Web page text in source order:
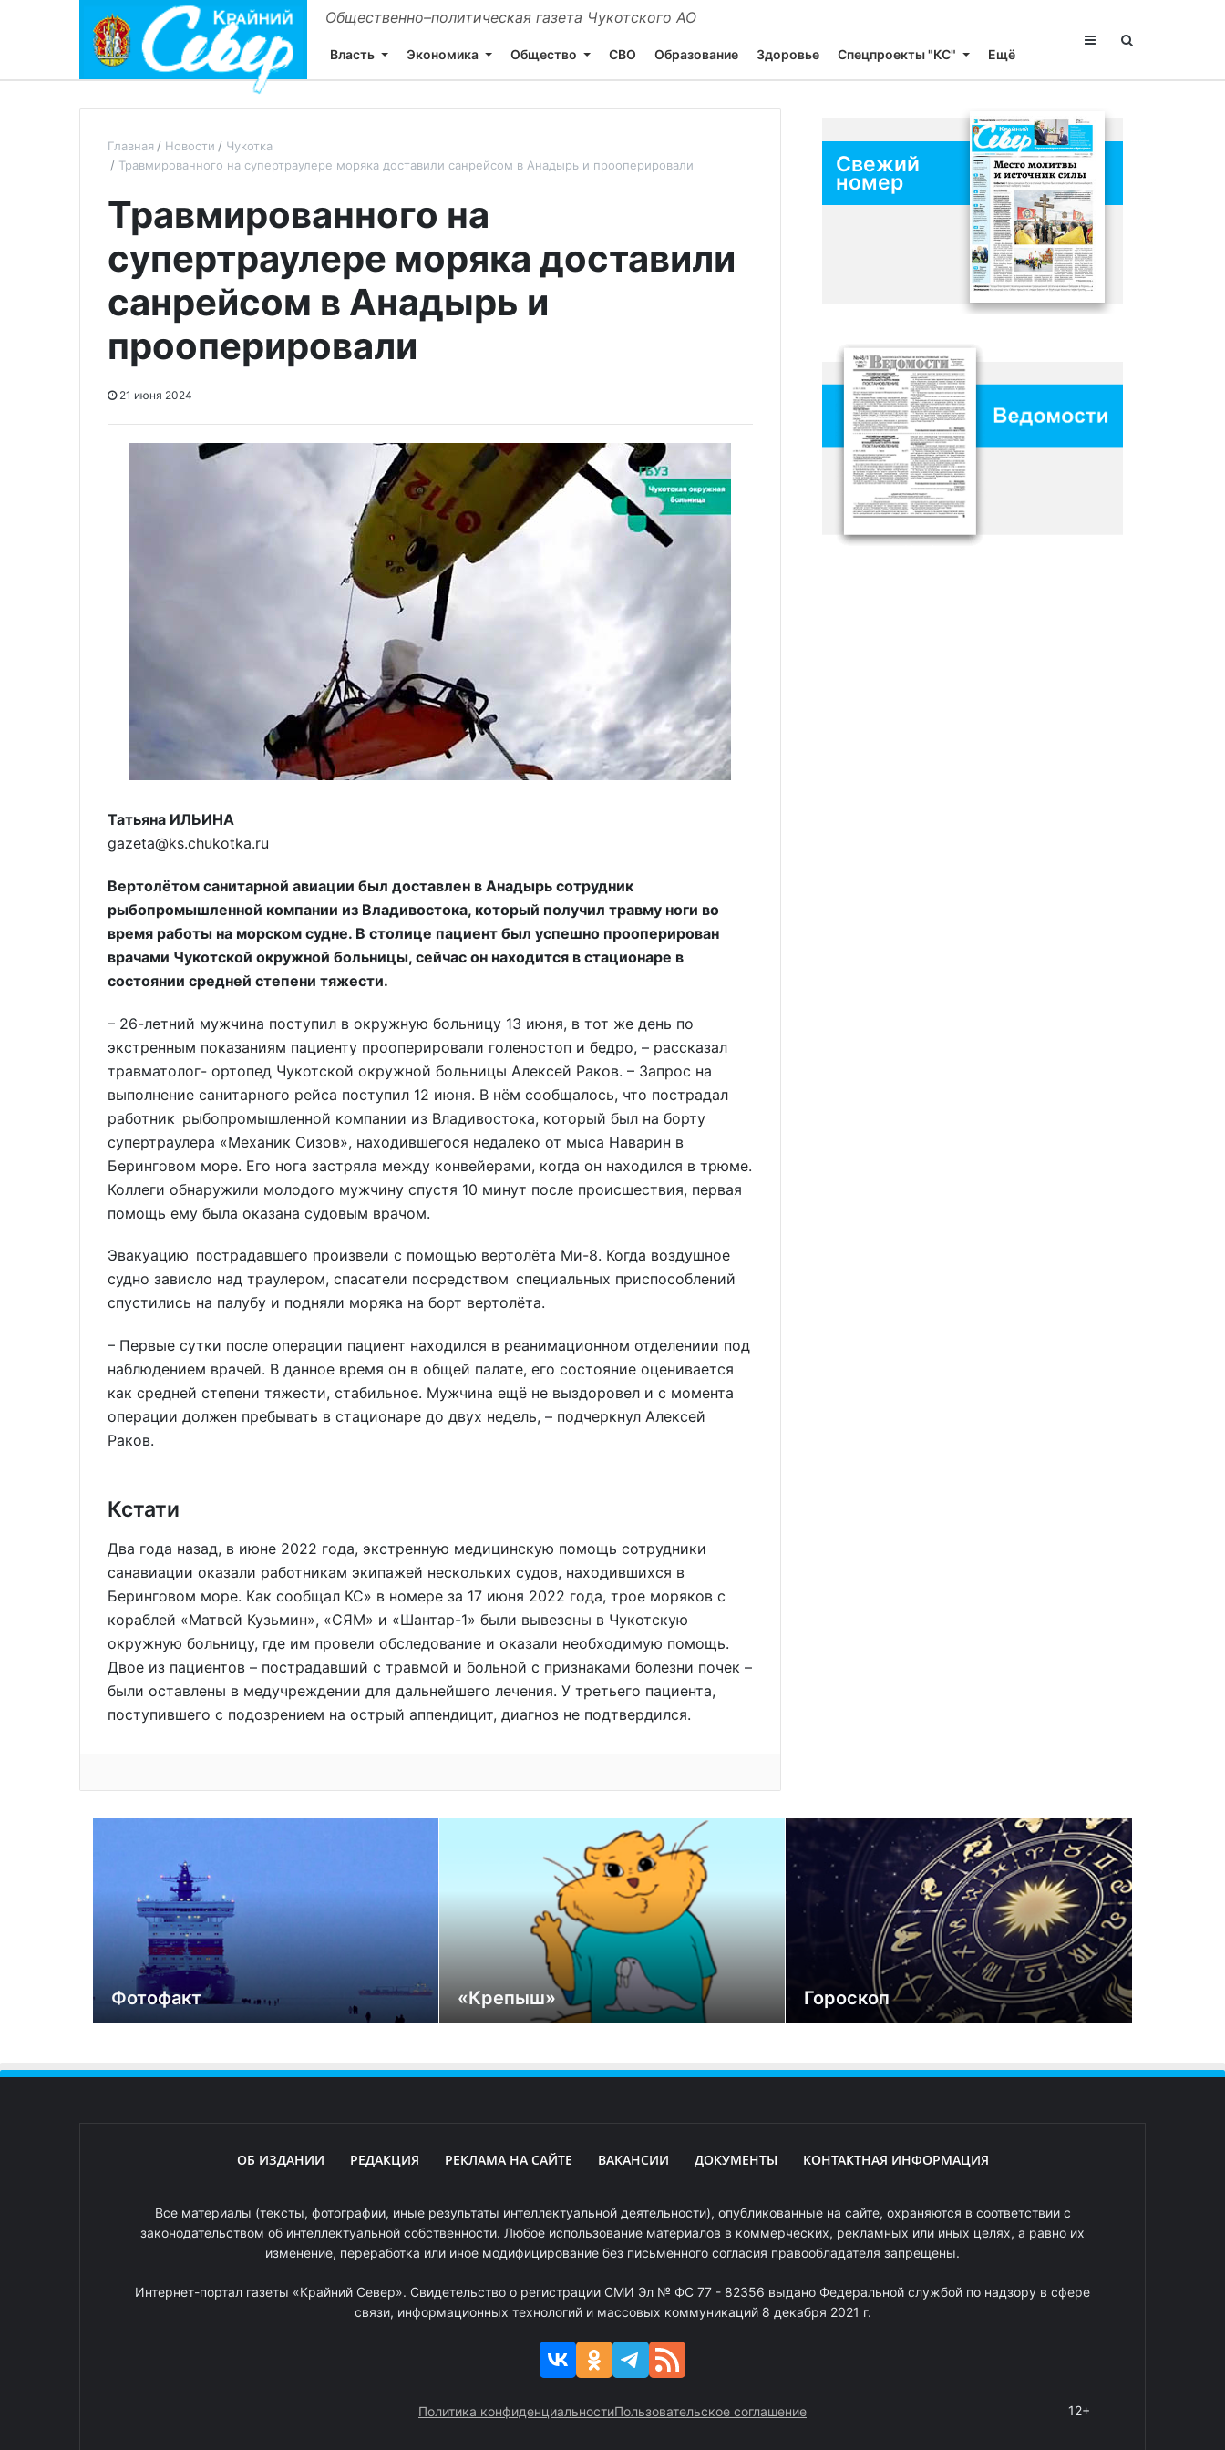
Общественно–политическая газета Чукотского АО
Власть Экономика Общество СВО Образование Здоровье Спецпроекты "КС" Ещё
Главная Новости
Чукотка
Травмированного на супертраулере моряка доставили санрейсом в Анадырь и прооперировали
Травмированного на
супертраулере моряка доставили
санрейсом в Анадырь и
прооперировали
21 июня 2024
Татьяна ИЛЬИНА
gazeta@ks.chukotka.ru
Вертолётом санитарной авиации был доставлен в Анадырь сотрудник
рыбопромышленной компании из Владивостока, который получил травму ноги во
время работы на морском судне. В столице пациент был успешно прооперирован
врачами Чукотской окружной больницы, сейчас он находится в стационаре в
состоянии средней степени тяжести.
– 26-летний мужчина поступил в окружную больницу 13 июня, в тот же день по
экстренным показаниям пациенту прооперировали голеностоп и бедро, – рассказал
травматолог- ортопед Чукотской окружной больницы Алексей Раков. – Запрос на
выполнение санитарного рейса поступил 12 июня. В нём сообщалось, что пострадал
работник рыбопромышленной компании из Владивостока, который был на борту
супертраулера «Механик Сизов», находившегося недалеко от мыса Наварин в
Беринговом море. Его нога застряла между конвейерами, когда он находился в трюме.
Коллеги обнаружили молодого мужчину спустя 10 минут после происшествия, первая
помощь ему была оказана судовым врачом.
Эвакуацию пострадавшего произвели с помощью вертолёта Ми-8. Когда воздушное
судно зависло над траулером, спасатели посредством специальных приспособлений
спустились на палубу и подняли моряка на борт вертолёта.
– Первые сутки после операции пациент находился в реанимационном отделениии под
наблюдением врачей. В данное время он в общей палате, его состояние оценивается
как средней степени тяжести, стабильное. Мужчина ещё не выздоровел и с момента
операции должен пребывать в стационаре до двух недель, – подчеркнул Алексей
Раков.
Кстати
Два года назад, в июне 2022 года, экстренную медицинскую помощь сотрудники
санавиации оказали работникам экипажей нескольких судов, находившихся в
Беринговом море. Как сообщал КС» в номере за 17 июня 2022 года, трое моряков с
кораблей «Матвей Кузьмин», «СЯМ» и «Шантар-1» были вывезены в Чукотскую
окружную больницу, где им провели обследование и оказали необходимую помощь.
Двое из пациентов – пострадавший с травмой и больной с признаками болезни почек –
были оставлены в медучреждении для дальнейшего лечения. У третьего пациента,
поступившего с подозрением на острый аппендицит, диагноз не подтвердился.
Свежий
номер
Фотофакт «Крепыш» Гороскоп
ОБ ИЗДАНИИ РЕДАКЦИЯ РЕКЛАМА НА САЙТЕ ВАКАНСИИ ДОКУМЕНТЫ КОНТАКТНАЯ ИНФОРМАЦИЯ
Все материалы (тексты, фотографии, иные результаты интеллектуальной деятельности), опубликованные на сайте, охраняются в соответствии с
законодательством об интеллектуальной собственности. Любое использование материалов в коммерческих, рекламных или иных целях, а равно их
изменение, переработка или иное модифицирование без письменного согласия правообладателя запрещены.
Интернет-портал газеты «Крайний Север». Свидетельство о регистрации СМИ Эл № ФС 77 - 82356 выдано Федеральной службой по надзору в сфере
связи, информационных технологий и массовых коммуникаций 8 декабря 2021 г.
Политика конфиденциальностиПользовательское соглашение 12+